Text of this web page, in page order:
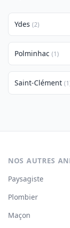
Ydes (2)
Polminhac (1)
Saint-Clément
NOS AUTRES
Paysagiste
Plombier
Maçon